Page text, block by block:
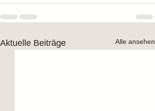
Aktuelle Beiträge Alle ansehen